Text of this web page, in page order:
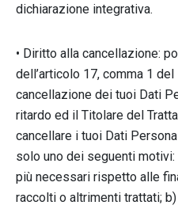
dichiarazione integrativa.
• Diritto alla cancellazione:
dell’articolo 17, comma 1
cancellazione dei tuoi Dati
ritardo ed il Titolare del
cancellare i tuoi Dati
solo uno dei seguenti
più necessari rispetto alle
raccolti o altrimenti trattati;